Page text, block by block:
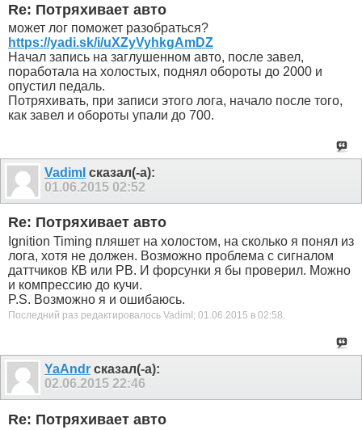
Re: Потряхивает авто
может лог поможет разобраться?
https://yadi.sk/i/uXZyVyhkgAmDZ
Начал запись на заглушенном авто, после завел,
поработала на холостых, поднял обороты до 2000 и
опустил педаль.
Потряхивать, при записи этого лога, начало после того,
как завел и обороты упали до 700.
VadimI сказал(-а):
01.06.2015 02:52
Re: Потряхивает авто
Ignition Timing пляшет на холостом, на сколько я понял из
лога, хотя не должен. Возможно проблема с сигналом
даттчиков КВ или РB. И форсунки я бы проверил. Можно
и компрессию до кучи.
P.S. Возможно я и ошибаюсь.
Последний раз редактировалось VadimI; 01.06.2015 в 02:58.
YaAndr сказал(-а):
02.06.2015 22:46
Re: Потряхивает авто